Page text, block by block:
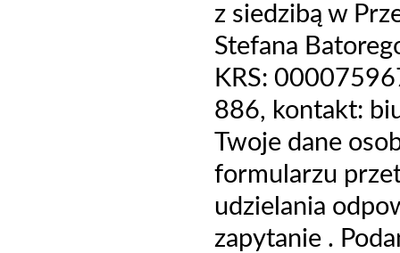
z siedzibą w
Stefana
KRS:
886, kontakt:
Twoje dane
formularzu
udzielania
zapytanie .